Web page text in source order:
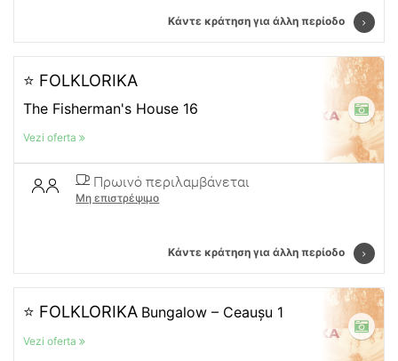
Κάντε κράτηση για άλλη περίοδο
⭐ FOLKLORIKA
The Fisherman's House 16
Vezi oferta
Πρωινό περιλαμβάνεται
Μη επιστρέψιμο
Κάντε κράτηση για άλλη περίοδο
⭐ FOLKLORIKA Bungalow – Ceaușu 1
Vezi oferta